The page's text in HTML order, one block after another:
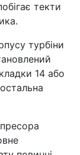
текти
турбіни
14 або